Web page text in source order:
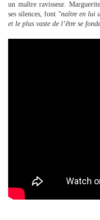
un maître ravisseur.
ses silences, font "naître en lui
et le plus vaste de l’être se